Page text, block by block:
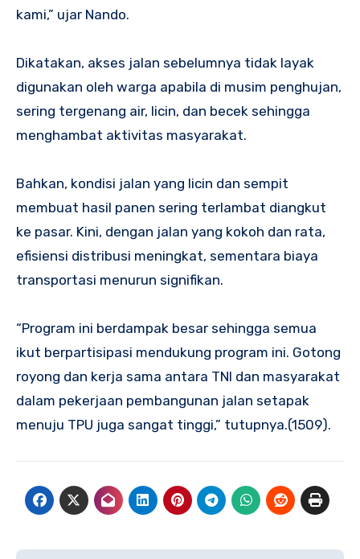
kami,” ujar Nando.
Dikatakan, akses jalan sebelumnya tidak layak
digunakan oleh warga apabila di musim penghujan,
sering tergenang air, licin, dan becek sehingga
menghambat aktivitas masyarakat.
Bahkan, kondisi jalan yang licin dan sempit
membuat hasil panen sering terlambat diangkut
ke pasar. Kini, dengan jalan yang kokoh dan rata,
efisiensi distribusi meningkat, sementara biaya
transportasi menurun signifikan.
“Program ini berdampak besar sehingga semua
ikut berpartisipasi mendukung program ini. Gotong
royong dan kerja sama antara TNI dan masyarakat
dalam pekerjaan pembangunan jalan setapak
menuju TPU juga sangat tinggi,” tutupnya.(1509).